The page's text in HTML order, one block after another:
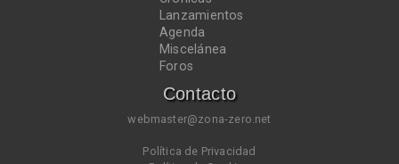
Lanzamientos
Agenda
Miscelánea
Foros
Contacto
webmaster@zona-zero.net
Política de Privacidad